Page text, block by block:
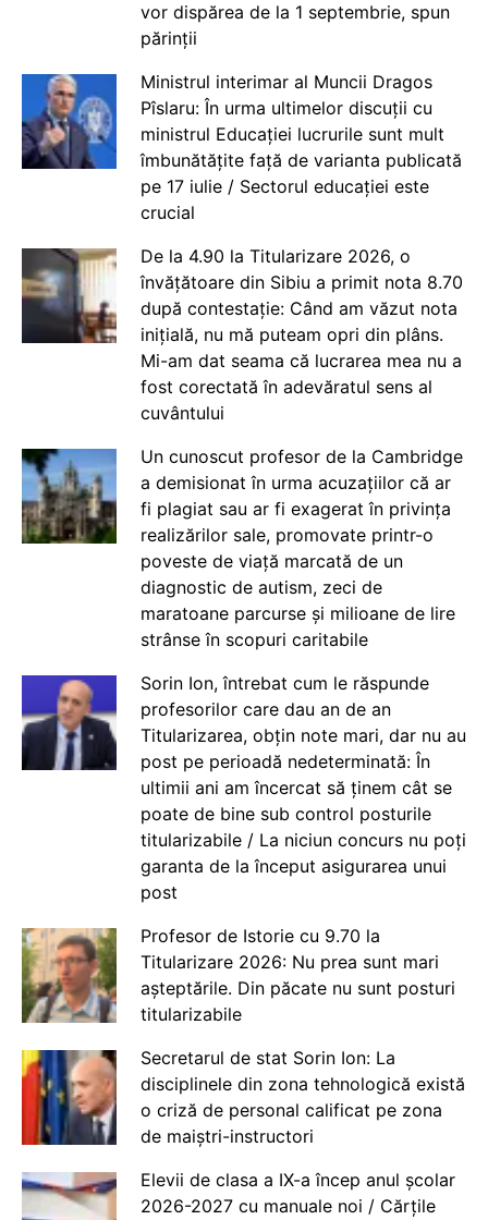
vor dispărea de la 1 septembrie, spun
părinții
Ministrul interimar al Muncii Dragos
Pîslaru: În urma ultimelor discuții cu
ministrul Educației lucrurile sunt mult
îmbunătățite față de varianta publicată
pe 17 iulie / Sectorul educației este
crucial
De la 4.90 la Titularizare 2026, o
învățătoare din Sibiu a primit nota 8.70
după contestație: Când am văzut nota
inițială, nu mă puteam opri din plâns.
Mi-am dat seama că lucrarea mea nu a
fost corectată în adevăratul sens al
cuvântului
Un cunoscut profesor de la Cambridge
a demisionat în urma acuzațiilor că ar
fi plagiat sau ar fi exagerat în privința
realizărilor sale, promovate printr-o
poveste de viață marcată de un
diagnostic de autism, zeci de
maratoane parcurse și milioane de lire
strânse în scopuri caritabile
Sorin Ion, întrebat cum le răspunde
profesorilor care dau an de an
Titularizarea, obțin note mari, dar nu au
post pe perioadă nedeterminată: În
ultimii ani am încercat să ținem cât se
poate de bine sub control posturile
titularizabile / La niciun concurs nu poți
garanta de la început asigurarea unui
post
Profesor de Istorie cu 9.70 la
Titularizare 2026: Nu prea sunt mari
așteptările. Din păcate nu sunt posturi
titularizabile
Secretarul de stat Sorin Ion: La
disciplinele din zona tehnologică există
o criză de personal calificat pe zona
de maiștri-instructori
Elevii de clasa a IX-a încep anul școlar
2026-2027 cu manuale noi / Cărțile